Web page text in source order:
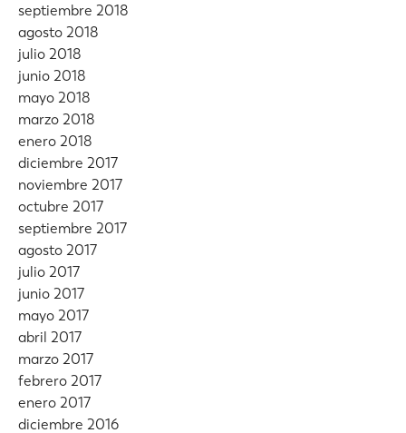
septiembre 2018
agosto 2018
julio 2018
junio 2018
mayo 2018
marzo 2018
enero 2018
diciembre 2017
noviembre 2017
octubre 2017
septiembre 2017
agosto 2017
julio 2017
junio 2017
mayo 2017
abril 2017
marzo 2017
febrero 2017
enero 2017
diciembre 2016